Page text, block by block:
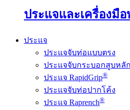
ประแจและเครื่องมื
ประแจ
ประแจจับท่อแบบตรง
ประแจจับกระบอกสูบหลั
ประแจ RapidGrip®
ประแจจับท่อปากโค้ง
ประแจ Raprench®